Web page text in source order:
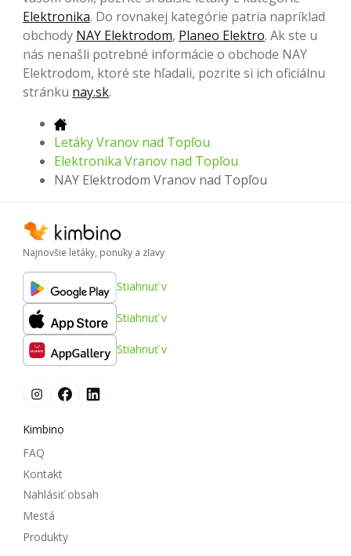
Elektronika. Do rovnakej kategórie patria napríklad
obchody NAY Elektrodom, Planeo Elektro. Ak ste u
nás nenašli potrebné informácie o obchode NAY
Elektrodom, ktoré ste hľadali, pozrite si ich oficiálnu
stránku nay.sk.
Letáky Vranov nad Topľou
Elektronika Vranov nad Topľou
NAY Elektrodom Vranov nad Topľou
Najnovšie letáky, ponuky a zľavy
Stiahnuť v
Stiahnuť v
Stiahnuť v
Kimbino
FAQ
Kontakt
Nahlásiť obsah
Mestá
Produkty